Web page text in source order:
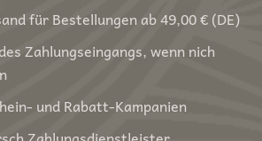
für Bestellungen ab 49,00 € (DE)
Zahlungseingangs, wenn nich
und Rabatt-Kampanien